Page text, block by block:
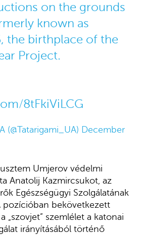
on the grounds
known as
the birthplace of the
Project.
8tFkiViLCG
(@Tatarigami_UA) December
Umjerov védelmi
Anatolij Kazmircsukot, az
Egészségügyi Szolgálatának
pozícióban bekövetkezett
„szovjet” szemlélet a katonai
irányításából történő